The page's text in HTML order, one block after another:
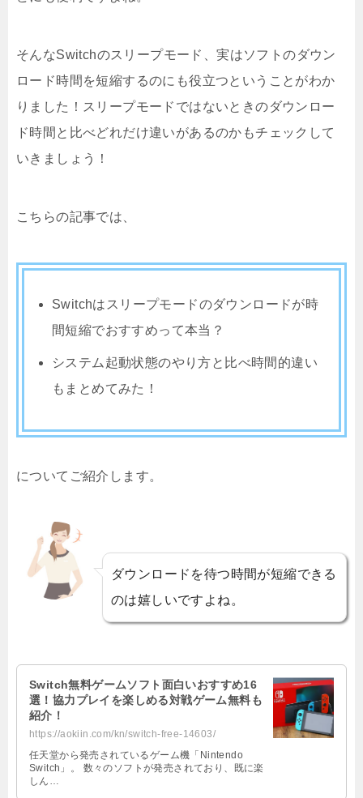
そんなSwitchのスリープモード、実はソフトのダウン
ロード時間を短縮するのにも役立つということがわか
りました！スリープモードではないときのダウンロー
ド時間と比べどれだけ違いがあるのかもチェックして
いきましょう！
こちらの記事では、
Switchはスリープモードのダウンロードが時
間短縮でおすすめって本当？
システム起動状態のやり方と比べ時間的違い
もまとめてみた！
についてご紹介します。
ダウンロードを待つ時間が短縮できる
のは嬉しいですよね。
Switch無料ゲームソフト面白いおすすめ16
選！協力プレイを楽しめる対戦ゲーム無料も
紹介！
https://aokiin.com/kn/switch-free-14603/
任天堂から発売されているゲーム機「Nintendo
Switch」。 数々のソフトが発売されており、既に楽
しん…